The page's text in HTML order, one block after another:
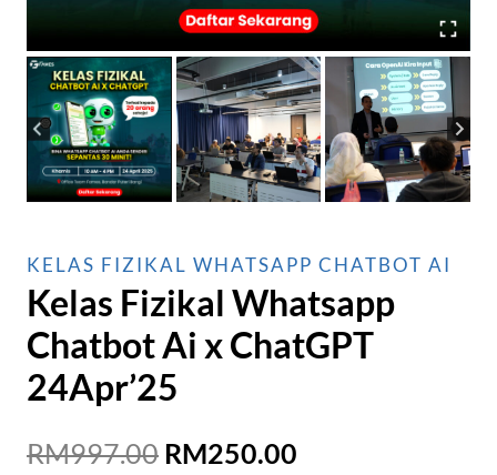
KELAS FIZIKAL WHATSAPP CHATBOT AI
Kelas Fizikal Whatsapp
Chatbot Ai x ChatGPT
24Apr’25
RM997.00 Original
RM250.00